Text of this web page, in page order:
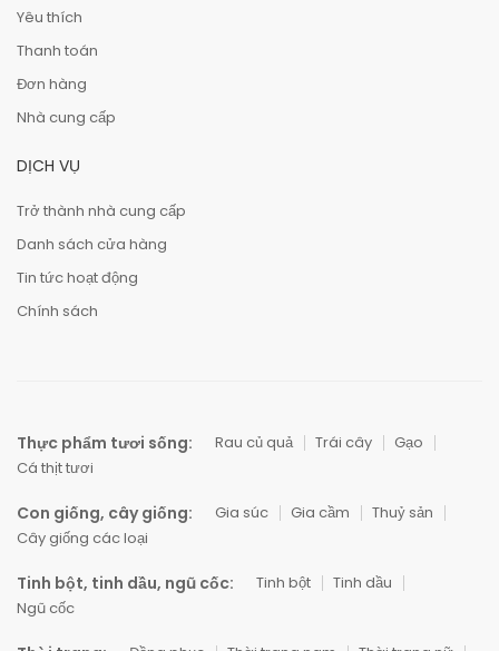
Yêu thích
Thanh toán
Đơn hàng
Nhà cung cấp
DỊCH VỤ
Trở thành nhà cung cấp
Danh sách cửa hàng
Tin tức hoạt động
Chính sách
Thực phẩm tươi sống: Rau củ quả Trái cây
Gạo
Cá thịt tươi
Con giống, cây giống: Gia súc Gia cầm
Thuỷ sản
Cây giống các loại
Tinh bột, tinh dầu, ngũ cốc: Tinh bột
Tinh dầu
Ngũ cốc